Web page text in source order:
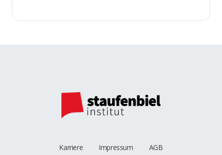
Karriere Impressum
AGB